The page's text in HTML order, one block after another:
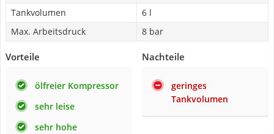
Tankvolumen
6 l
Max. Arbeitsdruck
8 bar
Vorteile
ölfreier Kompressor
sehr leise
sehr hohe
Nachteile
geringes
Tankvolumen